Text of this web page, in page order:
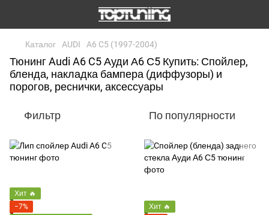
Каталог AUDI A6 C5 (1997-2004)
Тюнинг Audi A6 C5 Ауди А6 С5 Купить: Спойлер,
бленда, накладка бампера (диффузоры) и
порогов, реснички, аксессуары
Фильтр По популярности
Хит 🔥
−7%
Хит 🔥